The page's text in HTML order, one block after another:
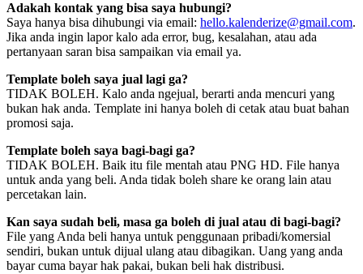
Adakah kontak yang bisa saya hubungi?
Saya hanya bisa dihubungi via email: hello.kalenderize@gmail.com.
Jika anda ingin lapor kalo ada error, bug, kesalahan, atau ada
pertanyaan saran bisa sampaikan via email ya.
Template boleh saya jual lagi ga?
TIDAK BOLEH. Kalo anda ngejual, berarti anda mencuri yang
bukan hak anda. Template ini hanya boleh di cetak atau buat bahan
promosi saja.
Template boleh saya bagi-bagi ga?
TIDAK BOLEH. Baik itu file mentah atau PNG HD. File hanya
untuk anda yang beli. Anda tidak boleh share ke orang lain atau
percetakan lain.
Kan saya sudah beli, masa ga boleh di jual atau di bagi-bagi?
File yang Anda beli hanya untuk penggunaan pribadi/komersial
sendiri, bukan untuk dijual ulang atau dibagikan. Uang yang anda
bayar cuma bayar hak pakai, bukan beli hak distribusi.